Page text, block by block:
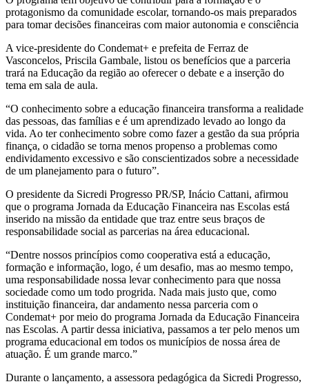
protagonismo da comunidade escolar, tornando-os mais preparados
para tomar decisões financeiras com maior autonomia e consciência
A vice-presidente do Condemat+ e prefeita de Ferraz de
Vasconcelos, Priscila Gambale, listou os benefícios que a parceria
trará na Educação da região ao oferecer o debate e a inserção do
tema em sala de aula.
“O conhecimento sobre a educação financeira transforma a realidade
das pessoas, das famílias e é um aprendizado levado ao longo da
vida. Ao ter conhecimento sobre como fazer a gestão da sua própria
finança, o cidadão se torna menos propenso a problemas como
endividamento excessivo e são conscientizados sobre a necessidade
de um planejamento para o futuro”.
O presidente da Sicredi Progresso PR/SP, Inácio Cattani, afirmou
que o programa Jornada da Educação Financeira nas Escolas está
inserido na missão da entidade que traz entre seus braços de
responsabilidade social as parcerias na área educacional.
“Dentre nossos princípios como cooperativa está a educação,
formação e informação, logo, é um desafio, mas ao mesmo tempo,
uma responsabilidade nossa levar conhecimento para que nossa
sociedade como um todo progrida. Nada mais justo que, como
instituição financeira, dar andamento nessa parceria com o
Condemat+ por meio do programa Jornada da Educação Financeira
nas Escolas. A partir dessa iniciativa, passamos a ter pelo menos um
programa educacional em todos os municípios de nossa área de
atuação. É um grande marco.”
Durante o lançamento, a assessora pedagógica da Sicredi Progresso,